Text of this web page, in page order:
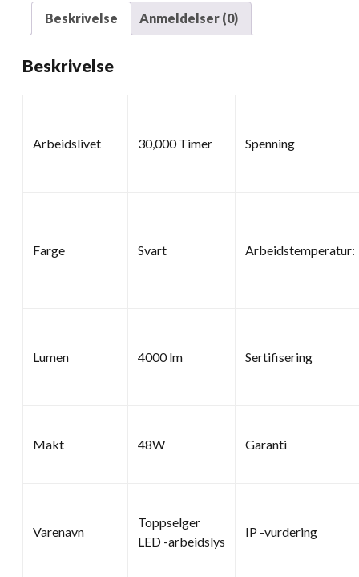
Beskrivelse Anmeldelser (0)
Beskrivelse
Arbeidslivet 30,000 Timer Spenning
Farge Svart Arbeidstemperatur:
Lumen 4000 lm Sertifisering
Makt 48W Garanti
Varenavn
Toppselger
LED -arbeidslys
IP -vurdering